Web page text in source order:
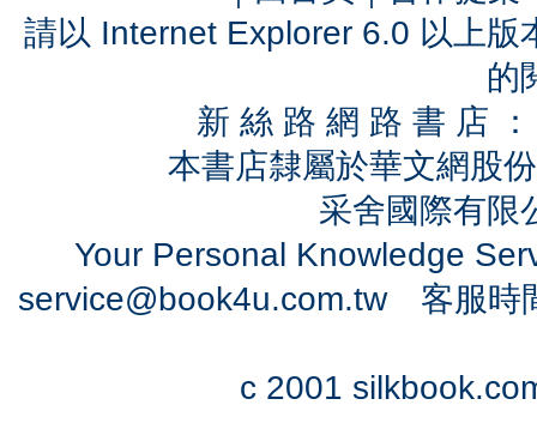
請以 Internet Explorer 6.0 以上
的
新 絲 路 網 路 書 店
本書店隸屬於華文網股
采舍國際有
Your Personal Knowledge
service@book4u.com.tw客服時
c 2001